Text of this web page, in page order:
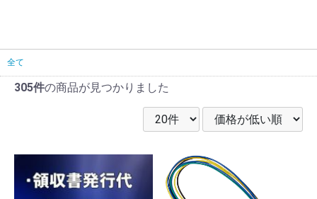
全て
305件の商品が見つかりました